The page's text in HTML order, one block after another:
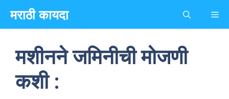
content
मराठी कायदा
मशीनने जमिनीची मोजणी
कशी :